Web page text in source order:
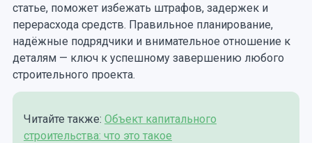
статье, поможет избежать штрафов, задержек и
перерасхода средств. Правильное планирование,
надёжные подрядчики и внимательное отношение к
деталям — ключ к успешному завершению любого
строительного проекта.
Читайте также: Объект капитального
строительства: что это такое